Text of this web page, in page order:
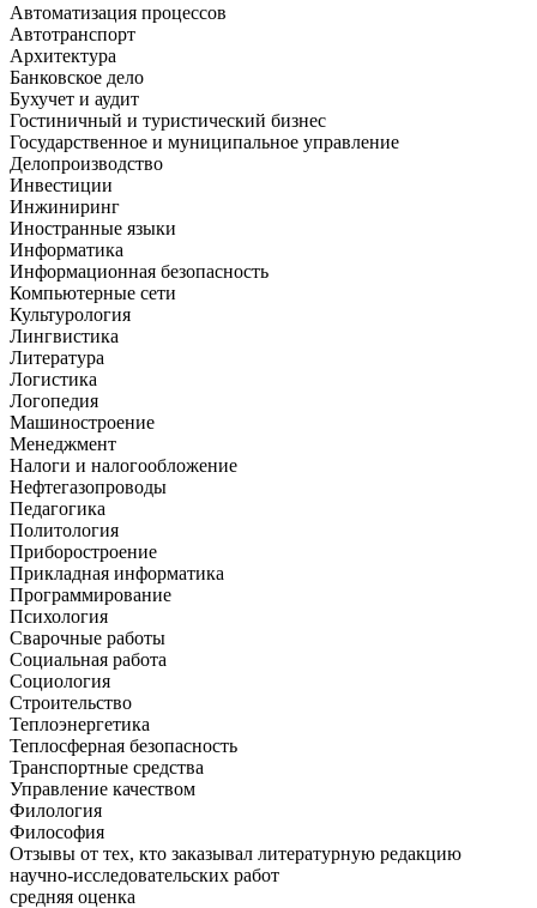
Автоматизация процессов
Автотранспорт
Архитектура
Банковское дело
Бухучет и аудит
Гостиничный и туристический бизнес
Государственное и муниципальное управление
Делопроизводство
Инвестиции
Инжиниринг
Иностранные языки
Информатика
Информационная безопасность
Компьютерные сети
Культурология
Лингвистика
Литература
Логистика
Логопедия
Машиностроение
Менеджмент
Налоги и налогообложение
Нефтегазопроводы
Педагогика
Политология
Приборостроение
Прикладная информатика
Программирование
Психология
Сварочные работы
Социальная работа
Социология
Строительство
Теплоэнергетика
Теплосферная безопасность
Транспортные средства
Управление качеством
Филология
Философия
Отзывы от тех, кто заказывал литературную редакцию
научно-исследовательских работ
средняя оценка